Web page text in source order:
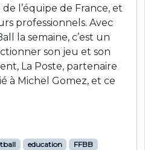
l’équipe de France, et
professionnels. Avec
la semaine, c’est un
son jeu et son
La Poste, partenaire
à Michel Gomez, et ce
education
FFBB